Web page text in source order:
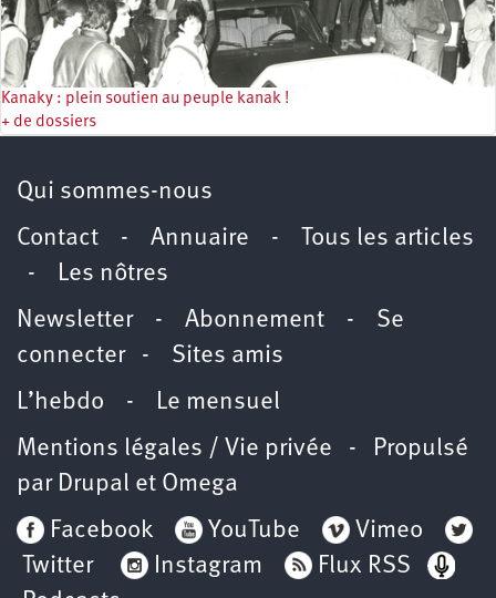
Kanaky : plein soutien au peuple kanak !
+ de dossiers
Qui sommes-nous
Contact - Annuaire -
Tous les articles
- Les nôtres
Newsletter- Abonnement - Se
connecter- Sites amis
L’hebdo - Le mensuel
Mentions légales / Vie privée - Propulsé
par Drupal et Omega
Facebook
YouTube
Vimeo
Twitter
Instagram
Flux RSS